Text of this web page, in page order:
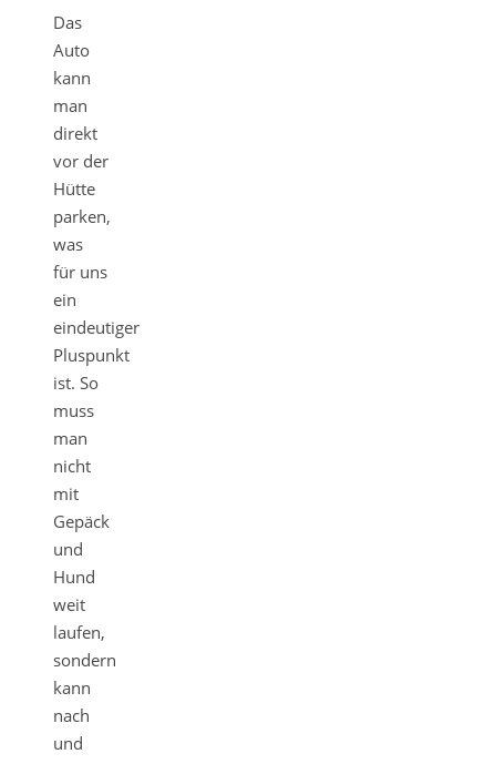
Das
Auto
kann
man
direkt
vor der
Hütte
parken,
was
für uns
ein
eindeutiger
Pluspunkt
ist. So
muss
man
nicht
mit
Gepäck
und
Hund
weit
laufen,
sondern
kann
nach
und